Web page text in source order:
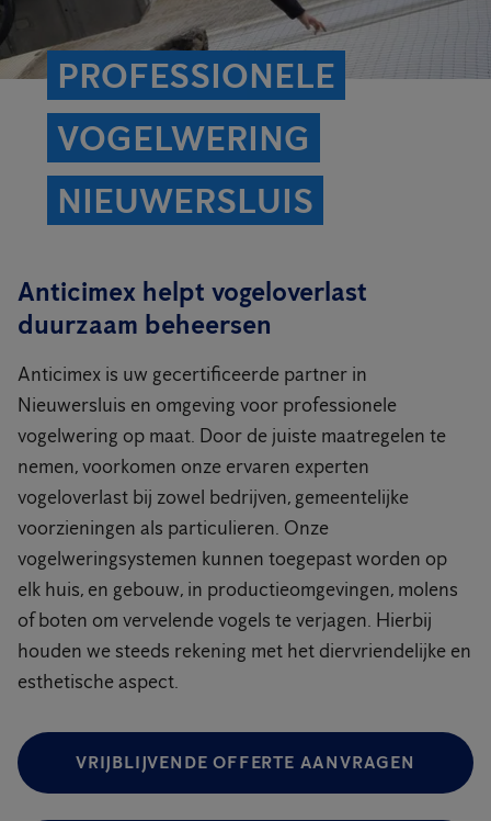
PROFESSIONELE
VOGELWERING
NIEUWERSLUIS
Anticimex helpt vogeloverlast
duurzaam beheersen
Anticimex is uw gecertificeerde partner in
Nieuwersluis en omgeving voor professionele
vogelwering op maat. Door de juiste maatregelen te
nemen, voorkomen onze ervaren experten
vogeloverlast bij zowel bedrijven, gemeentelijke
voorzieningen als particulieren. Onze
vogelweringsystemen kunnen toegepast worden op
elk huis, en gebouw, in productieomgevingen, molens
of boten om vervelende vogels te verjagen. Hierbij
houden we steeds rekening met het diervriendelijke en
esthetische aspect.
VRIJBLIJVENDE OFFERTE AANVRAGEN